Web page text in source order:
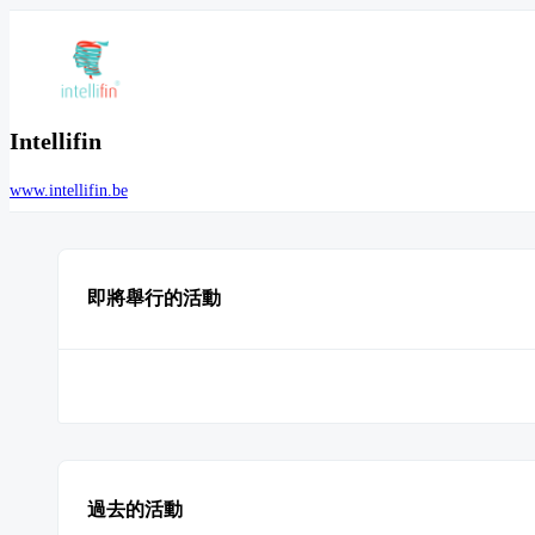
Intellifin
www.intellifin.be
即將舉行的活動
過去的活動